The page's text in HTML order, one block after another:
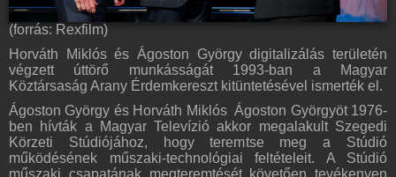
(forrás: Rexfilm)
Horváth Miklós és Ágoston György digitalizálás területén
végzett úttörő munkásságát 1993-ban a Magyar
Köztársaság Arany Érdemkereszt kitüntetésével ismerték el.
Ágoston György és Horváth Miklós Ágoston Györgyöt 1976-
ben hívták a Magyar Televízió akkor megalakult Szegedi
Körzeti Stúdiójához, hogy teremtse meg a Stúdió
működésének műszaki-technológiai feltételeit. A Stúdió
műszaki csapatának megteremtését követően tevékenyen